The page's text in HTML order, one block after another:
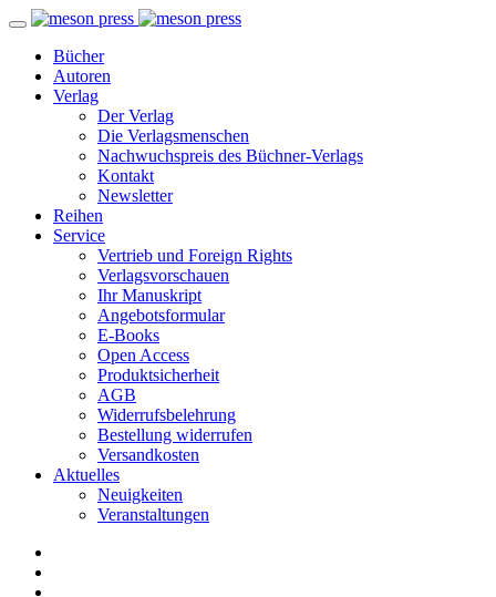
Bücher
Autoren
Verlag
Der Verlag
Die Verlagsmenschen
Nachwuchspreis des Büchner-Verlags
Kontakt
Newsletter
Reihen
Service
Vertrieb und Foreign Rights
Verlagsvorschauen
Ihr Manuskript
Angebotsformular
E-Books
Open Access
Produktsicherheit
AGB
Widerrufsbelehrung
Bestellung widerrufen
Versandkosten
Aktuelles
Neuigkeiten
Veranstaltungen